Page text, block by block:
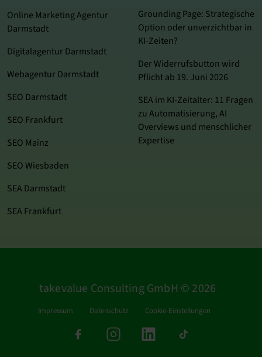
Online Marketing Agentur
Darmstadt
Digitalagentur Darmstadt
Webagentur Darmstadt
SEO Darmstadt
SEO Frankfurt
SEO Mainz
SEO Wiesbaden
SEA Darmstadt
SEA Frankfurt
Grounding Page: Strategische
Option oder unverzichtbar in
KI-Zeiten?
Der Widerrufsbutton wird
Pflicht ab 19. Juni 2026
SEA im KI‑Zeitalter: 11 Fragen
zu Automatisierung, AI
Overviews und menschlicher
Expertise
takevalue Consulting GmbH © 2026
Impressum Datenschutz Cookie-Einstellungen